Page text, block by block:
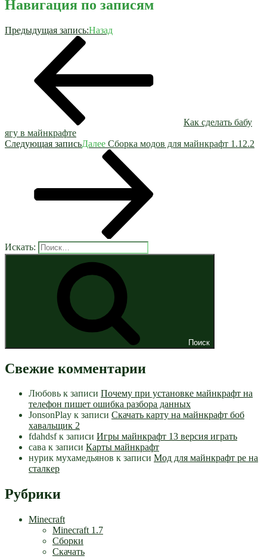
Навигация по записям
Предыдущая запись:Назад
Как сделать бабу
ягу в майнкрафте
Следующая записьДалее Сборка модов для майнкрафт 1.12.2
Искать:
Поиск
Свежие комментарии
Любовь к записи Почему при установке майнкрафт на
телефон пишет ошибка разбора данных
JonsonPlay к записи Скачать карту на майнкрафт боб
хавальщик 2
fdahdsfк записи Игры майнкрафт 13 версия играть
сава к записи Карты майнкрафт
нурик мухамедьянов к записи Мод для майнкрафт pe на
сталкер
Рубрики
Minecraft
Minecraft 1.7
Сборки
Скачать